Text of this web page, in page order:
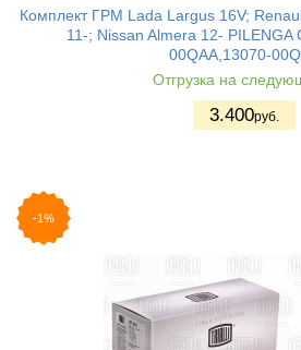
Комплект ГРМ Lada Largus 16V;
11-; Nissan Almera 12- PILENGA
00QAA,13070-
Отгрузка на
3.400руб.
-1%